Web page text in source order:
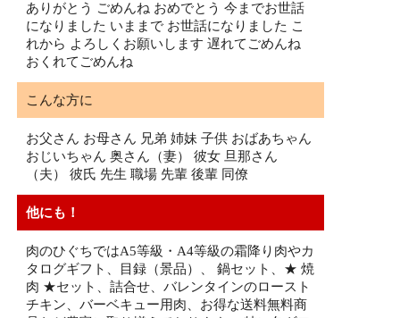
ありがとう ごめんね おめでとう 今までお世話
になりました いままで お世話になりました こ
れから よろしくお願いします 遅れてごめんね
おくれてごめんね
こんな方に
お父さん お母さん 兄弟 姉妹 子供 おばあちゃん
おじいちゃん 奥さん（妻） 彼女 旦那さん
（夫） 彼氏 先生 職場 先輩 後輩 同僚
他にも！
肉のひぐちではA5等級・A4等級の霜降り肉やカ
タログギフト、目録（景品）、 鍋セット、★ 焼
肉 ★セット、詰合せ、バレンタインのロースト
チキン、バーベキュー用肉、お得な送料無料商